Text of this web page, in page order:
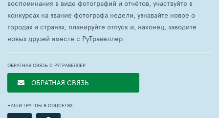
воспоминания в виде фотографий и отчётов, участвуйте в
конкурсах на звание фотографа недели, узнавайте новое о
городах и странах, планируйте отпуск и, наконец, заводите
новых друзей вместе с РуТравеллер.
ОБРАТНАЯ СВЯЗЬ С РУТРАВЕЛЛЕР
ОБРАТНАЯ СВЯЗЬ
НАШИ ГРУППЫ В СОЦСЕТЯХ